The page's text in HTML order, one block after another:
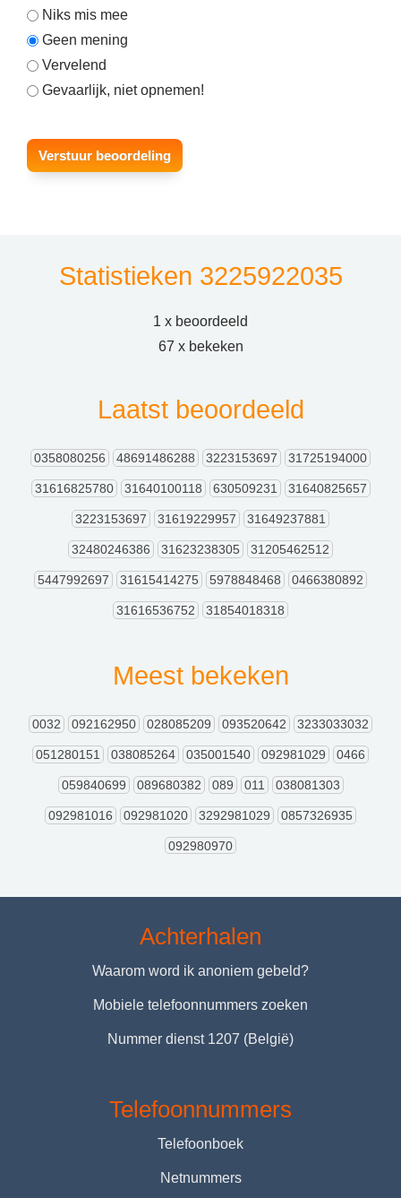
Niks mis mee
Geen mening
Vervelend
Gevaarlijk, niet opnemen!
Statistieken 3225922035
1 x beoordeeld
67 x bekeken
Laatst beoordeeld
0358080256 48691486288 3223153697 31725194000
31616825780 31640100118 630509231 31640825657
3223153697 31619229957 31649237881
32480246386 31623238305 31205462512
5447992697 31615414275 5978848468 0466380892
31616536752 31854018318
Meest bekeken
0032 092162950 028085209 093520642 3233033032
051280151 038085264 035001540 092981029 0466
059840699 089680382 089 011 038081303
092981016 092981020 3292981029 0857326935
092980970
Achterhalen
Waarom word ik anoniem gebeld?
Mobiele telefoonnummers zoeken
Nummer dienst 1207 (België)
Telefoonnummers
Telefoonboek
Netnummers